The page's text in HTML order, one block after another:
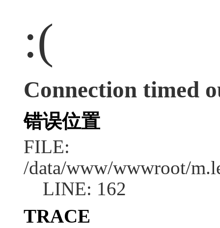
:(
Connection timed
错误位置
FILE:
/data/www/wwwroot/
LINE: 162
TRACE